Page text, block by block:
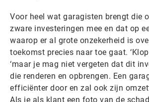
Voor heel wat garagisten brengt die
zware investeringen mee en dat op
waarop er al grote onzekerheid is
toekomst precies naar toe gaat.
‘maar je mag niet vergeten dat dit
die renderen en opbrengen. Een
efficiënter door en zal ook zijn
Als je als klant een foto van de